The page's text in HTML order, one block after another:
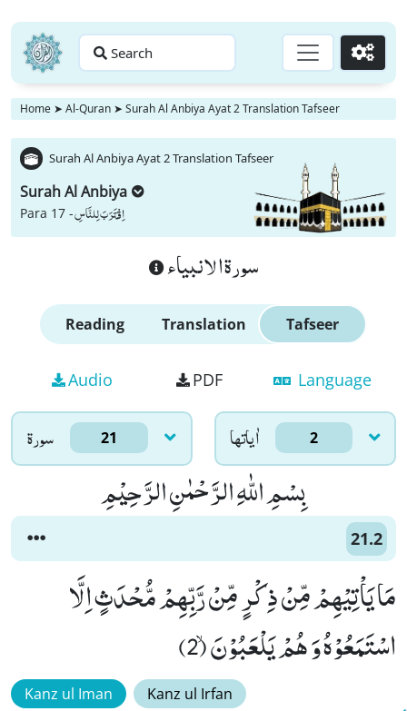
Search Go
Home ➤ Al-Quran ➤ Surah Al Anbiya Ayat 2 Translation Tafseer
Surah Al Anbiya Ayat 2 Translation Tafseer
Surah Al Anbiya
Para 17 -اِقْتَرَبَ لِلنَّاسِ
سورة الانبياء
Reading Translation Tafseer
Audio PDF Language
سورۃ 21 اٰياتها 2
بِسْمِ اللّٰهِ الرَّحْمٰنِ الرَّحِیْمِ
21.2
مَا یَاْتِیْهِمْ مِّنْ ذِكْرٍ مِّنْ رَّبِّهِمْ مُّحْدَثٍ اِلَّا
اسْتَمَعُوْهُ وَ هُمْ یَلْعَبُوْنَۙ (2)
Kanz ul Iman Kanz ul Irfan